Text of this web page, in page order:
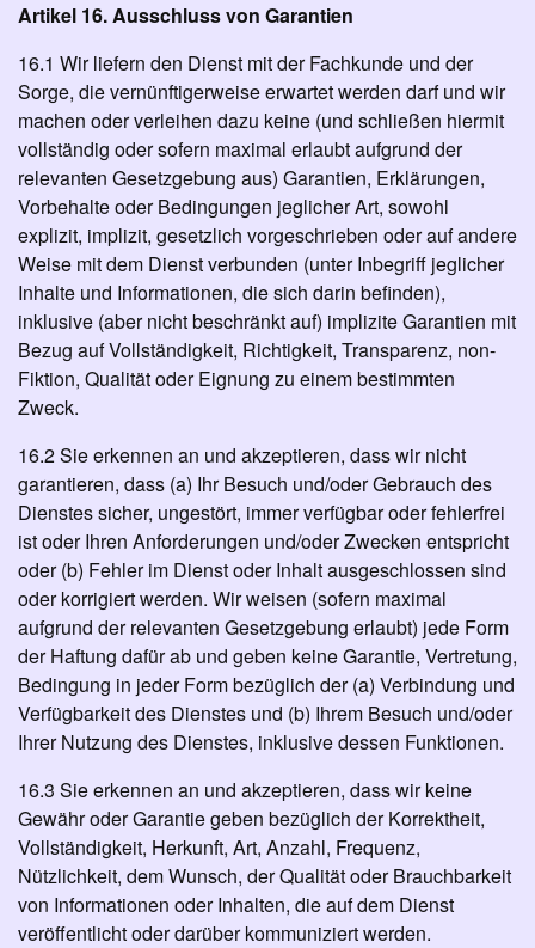
Artikel 16. Ausschluss von Garantien
16.1 Wir liefern den Dienst mit der Fachkunde und der
Sorge, die vernünftigerweise erwartet werden darf und wir
machen oder verleihen dazu keine (und schließen hiermit
vollständig oder sofern maximal erlaubt aufgrund der
relevanten Gesetzgebung aus) Garantien, Erklärungen,
Vorbehalte oder Bedingungen jeglicher Art, sowohl
explizit, implizit, gesetzlich vorgeschrieben oder auf andere
Weise mit dem Dienst verbunden (unter Inbegriff jeglicher
Inhalte und Informationen, die sich darin befinden),
inklusive (aber nicht beschränkt auf) implizite Garantien mit
Bezug auf Vollständigkeit, Richtigkeit, Transparenz, non-
Fiktion, Qualität oder Eignung zu einem bestimmten
Zweck.
16.2 Sie erkennen an und akzeptieren, dass wir nicht
garantieren, dass (a) Ihr Besuch und/oder Gebrauch des
Dienstes sicher, ungestört, immer verfügbar oder fehlerfrei
ist oder Ihren Anforderungen und/oder Zwecken entspricht
oder (b) Fehler im Dienst oder Inhalt ausgeschlossen sind
oder korrigiert werden. Wir weisen (sofern maximal
aufgrund der relevanten Gesetzgebung erlaubt) jede Form
der Haftung dafür ab und geben keine Garantie, Vertretung,
Bedingung in jeder Form bezüglich der (a) Verbindung und
Verfügbarkeit des Dienstes und (b) Ihrem Besuch und/oder
Ihrer Nutzung des Dienstes, inklusive dessen Funktionen.
16.3 Sie erkennen an und akzeptieren, dass wir keine
Gewähr oder Garantie geben bezüglich der Korrektheit,
Vollständigkeit, Herkunft, Art, Anzahl, Frequenz,
Nützlichkeit, dem Wunsch, der Qualität oder Brauchbarkeit
von Informationen oder Inhalten, die auf dem Dienst
veröffentlicht oder darüber kommuniziert werden.